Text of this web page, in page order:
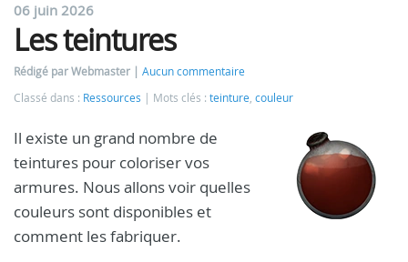
06 juin 2026
Les teintures
Rédigé par Webmaster
Aucun commentaire
Classé dans : Ressources Mots clés : teinture, couleur
Il existe un grand nombre de
teintures pour coloriser vos
armures. Nous allons voir quelles
couleurs sont disponibles et
comment les fabriquer.